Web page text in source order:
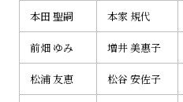
本田 聖嗣 本家 規代
前畑 ゆみ 増井 美惠子
松浦 友恵 松谷 安佐子